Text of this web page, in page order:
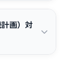
減できま
によりま
〜30ト
ことを
自家消費
画）対